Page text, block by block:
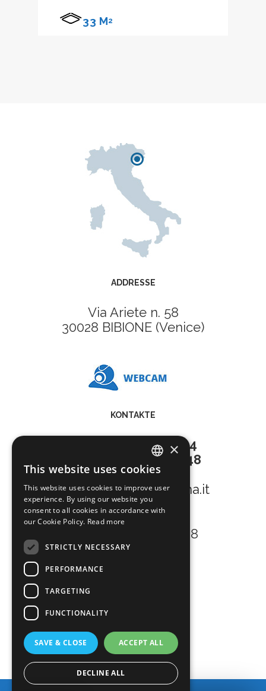
33 M2
ADDRESSE
Via Ariete n. 58
30028 BIBIONE (Venice)
KONTAKTE
+39 0431 438334
+39 391 150 4548
MAIL
info@bibionepanorama.it
Winter Kontakt
TEL +39 391 150 4548
ENGLISH
×
This website uses cookies
This website uses cookies to improve user
experience. By using our website you
consent to all cookies in accordance with
our Cookie Policy. Read more
STRICTLY NECESSARY
PERFORMANCE
TARGETING
FUNCTIONALITY
SAVE & CLOSE ACCEPT ALL
DECLINE ALL